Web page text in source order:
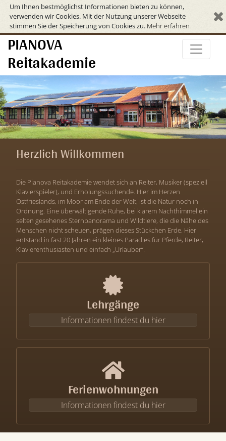
Um Ihnen bestmöglichst Informationen bieten zu können,
verwenden wir Cookies. Mit der Nutzung unserer Webseite
stimmen Sie der Speicherung von Cookies zu. Mehr erfahren
PIANOVA
Reitakademie
Herzlich Willkommen
Die Pianova Reitakademie wendet sich an Reiter, Musiker (speziell
Klavierspieler), und Erholungssuchende. Hier im Herzen
Ostfrieslands, im Moor am Ende der Welt, ist die Natur noch in
Ordnung. Eine überwältigende Ruhe, bei klarem Nachthimmel ein
selten gesehenes Sternpanorama und Wildtiere, die die Nähe des
Menschen nicht scheuen, prägen dieses Stückchen Erde. Hier
entstand in fast 20 Jahren ein kleines Paradies für Pferde, Reiter,
Klavierenthusiasten und einfach „Urlauber“.
Lehrgänge
Informationen findest du hier
Ferienwohnungen
Informationen findest du hier